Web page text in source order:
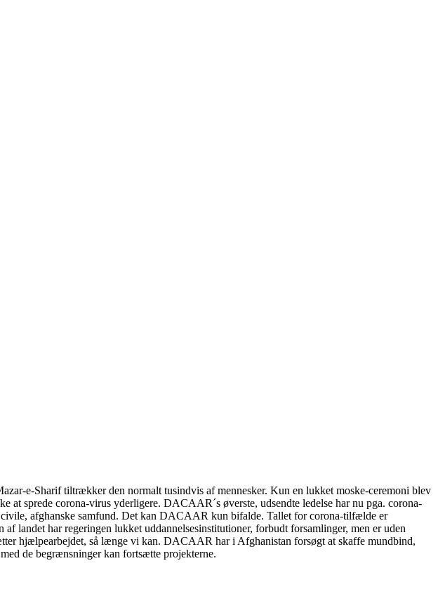
e-Sharif tiltrækker den normalt tusindvis af mennesker. Kun en lukket moske-ceremoni blev
sprede corona-virus yderligere. DACAAR´s øverste, udsendte ledelse har nu pga. corona-
afghanske samfund. Det kan DACAAR kun bifalde. Tallet for corona-tilfælde er
landet har regeringen lukket uddannelsesinstitutioner, forbudt forsamlinger, men er uden
hjælpearbejdet, så længe vi kan. DACAAR har i Afghanistan forsøgt at skaffe mundbind,
de begrænsninger kan fortsætte projekterne.